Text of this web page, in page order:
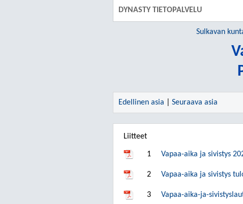
DYNASTY TIETOPALVELU
Sulkavan
Edellinen asia Seuraava asia
Liitteet
1 Vapaa-aika ja sivistys
2 Vapaa-aika ja sivistys
3 Vapaa-aika-ja-